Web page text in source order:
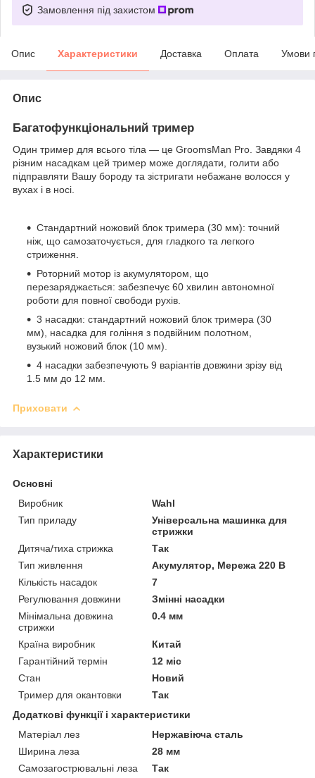
Замовлення під захистом
Опис Характеристики Доставка Оплата Умови
Опис
Багатофункціональний тример
Один тример для всього тіла — це GroomsMan Pro. Завдяки 4
різним насадкам цей тример може доглядати, голити або
підправляти Вашу бороду та зістригати небажане волосся у
вухах і в носі.
Стандартний ножовий блок тримера (30 мм): точний
ніж, що самозаточується, для гладкого та легкого
стриження.
Роторний мотор із акумулятором, що
перезаряджається: забезпечує 60 хвилин автономної
роботи для повної свободи рухів.
3 насадки: стандартний ножовий блок тримера (30
мм), насадка для гоління з подвійним полотном,
вузький ножовий блок (10 мм).
4 насадки забезпечують 9 варіантів довжини зрізу від
1.5 мм до 12 мм.
Приховати
Характеристики
Основні
Виробник
Wahl
Тип приладу
Універсальна машинка для
стрижки
Дитяча/тиха стрижка
Так
Тип живлення
Акумулятор, Мережа 220 В
Кількість насадок
7
Регулювання довжини
Змінні насадки
Мінімальна довжина
стрижки
0.4 мм
Країна виробник
Китай
Гарантійний термін
12 міс
Стан
Новий
Тример для окантовки
Так
Додаткові функції і характеристики
Матеріал лез
Нержавіюча сталь
Ширина леза
28 мм
Самозагострювальні леза
Так